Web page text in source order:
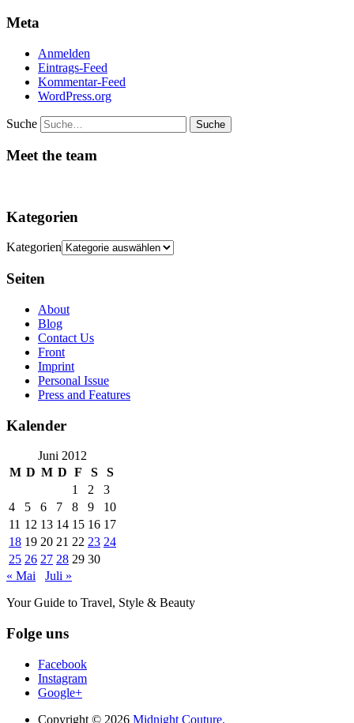
Meta
Anmelden
Eintrags-Feed
Kommentar-Feed
WordPress.org
Suche
Meet the team
Kategorien
Kategorien
Seiten
About
Blog
Contact Us
Front
Imprint
Personal Issue
Press and Features
Kalender
Juni 2012
M D M D F S
S
1
2
3
4
5 6 7 8 9
10
11 12 13 14 15 16 17
18 19 20 21 22 23 24
25 26 27 28 29 30
« Mai
Juli »
Your Guide to Travel, Style & Beauty
Folge uns
Facebook
Instagram
Google+
Copyright © 2026 Midnight Couture.